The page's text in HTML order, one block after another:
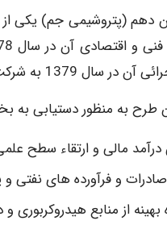
دهم (پتروشیمی جم) یکی
به شرکت پتروشیمی جم واگذار گردیده است.
طرح به منظور دستیابی به
درآمد مالی و ارتقاء سطح
و فرآورده های نفتی
بهینه از منابع هیدروکربوری